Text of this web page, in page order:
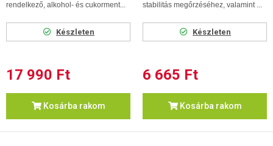
rendelkező, alkohol- és cukorment...
Készleten
17 990 Ft
Kosárba rakom
stabilitás megőrzéséhez, valamint ...
Készleten
6 665 Ft
Kosárba rakom